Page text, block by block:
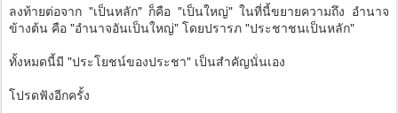
ลงท้ายต่อจาก "เป็นหลัก" ก็คือ "เป็นใหญ่" ในที่นี้ขยายความถึง อำนาจ
ข้างต้น คือ "อำนาจอันเป็นใหญ่" โดยปรารภ "ประชาชนเป็นหลัก"
ทั้งหมดนี้มี "ประโยชน์ของประชา" เป็นสำคัญนั่นเอง
โปรดฟังอีกครั้ง